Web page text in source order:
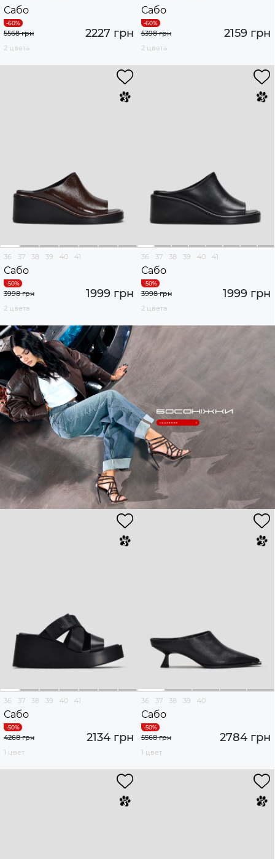
Сабо
2227 грн
5568 грн
2 цвета
Сабо
2159 грн
5398 грн
2 цвета
36 37 38 39 40 41
Сабо
1999 грн
3998 грн
2 цвета
36 37 38 39 40 41
Сабо
1999 грн
3998 грн
2 цвета
36 37 38 39 40 41
Сабо
2134 грн
4268 грн
1 цвет
36 37 38 39 40
Сабо
2784 грн
5568 грн
1 цвет